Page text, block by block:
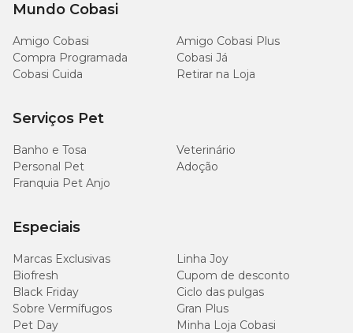
Mundo Cobasi
Amigo Cobasi
Amigo Cobasi Plus
Compra Programada
Cobasi Já
Cobasi Cuida
Retirar na Loja
Serviços Pet
Banho e Tosa
Veterinário
Personal Pet
Adoção
Franquia Pet Anjo
Especiais
Marcas Exclusivas
Linha Joy
Biofresh
Cupom de desconto
Black Friday
Ciclo das pulgas
Sobre Vermífugos
Gran Plus
Pet Day
Minha Loja Cobasi